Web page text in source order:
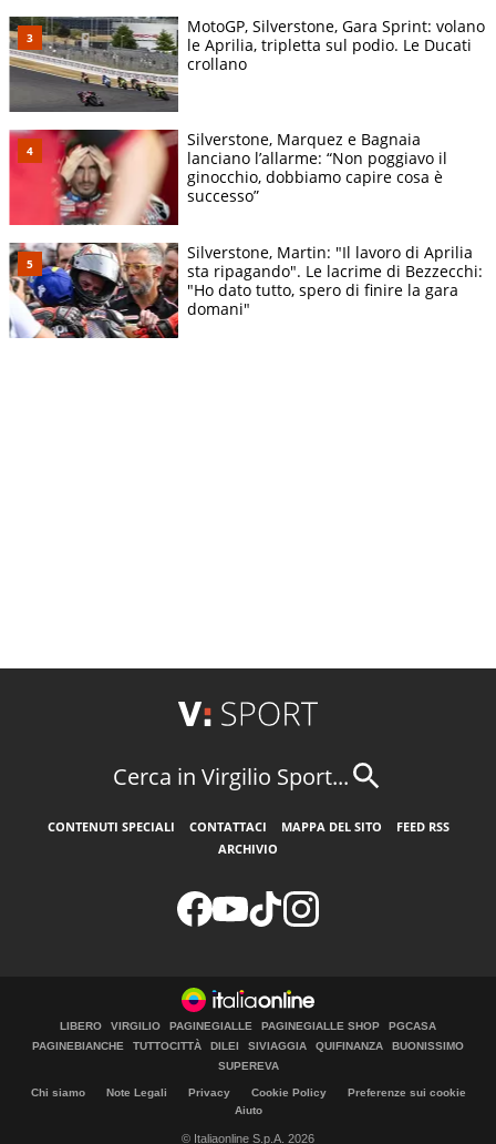
MotoGP, Silverstone, Gara Sprint: volano
le Aprilia, tripletta sul podio. Le Ducati
crollano
Silverstone, Marquez e Bagnaia
lanciano l’allarme: “Non poggiavo il
ginocchio, dobbiamo capire cosa è
successo”
Silverstone, Martin: "Il lavoro di Aprilia
sta ripagando". Le lacrime di Bezzecchi:
"Ho dato tutto, spero di finire la gara
domani"
Cerca in Virgilio Sport...
CONTENUTI SPECIALI CONTATTACI MAPPA DEL SITO
FEED RSS
ARCHIVIO
LIBERO VIRGILIO PAGINEGIALLE PAGINEGIALLE SHOP
PGCASA
PAGINEBIANCHE
TUTTOCITTÀ DILEI SIVIAGGIA QUIFINANZA
BUONISSIMO
SUPEREVA
Chi siamo Note Legali Privacy Cookie Policy
Preferenze sui cookie
Aiuto
© Italiaonline S.p.A. 2026